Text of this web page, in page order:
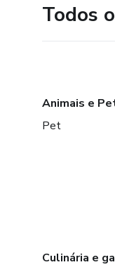
Todos
Animais e
Pet
Culinária e